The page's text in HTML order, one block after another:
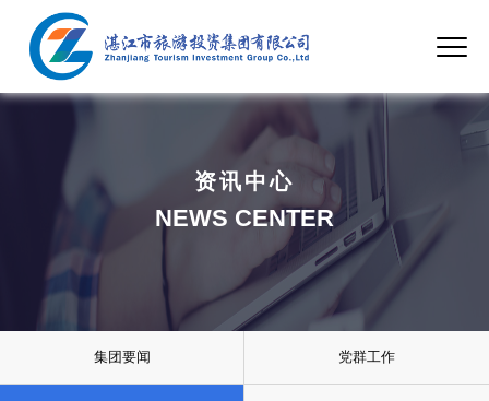
资讯中心
NEWS CENTER
集团要闻 党群工作